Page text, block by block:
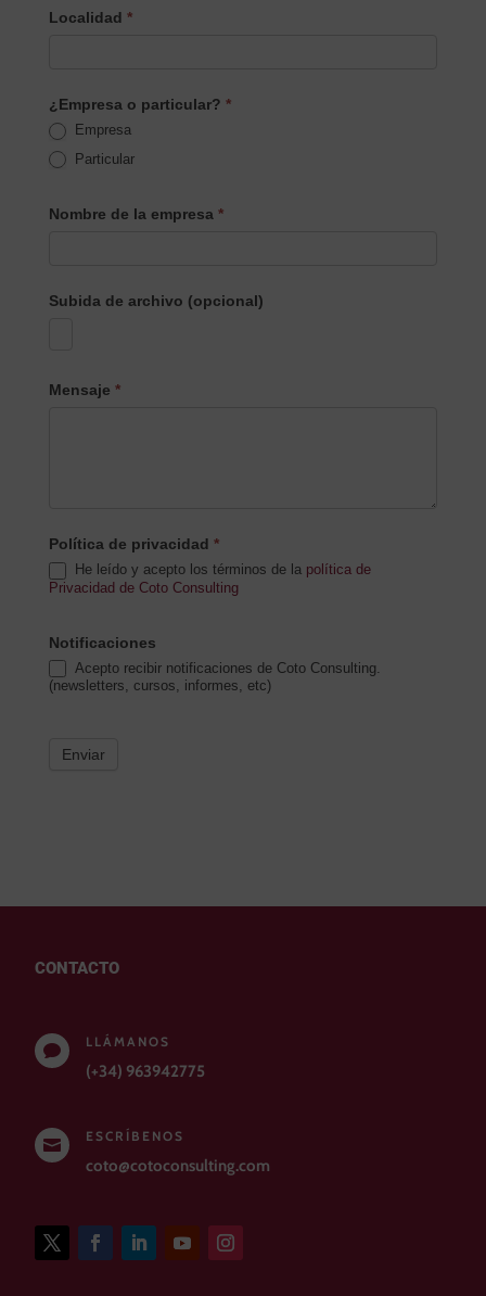
Localidad *
¿Empresa o particular? *
Empresa
Particular
Nombre de la empresa *
Subida de archivo (opcional)
Mensaje *
Política de privacidad *
He leído y acepto los términos de la política de
Privacidad de Coto Consulting
Notificaciones
Acepto recibir notificaciones de Coto Consulting.
(newsletters, cursos, informes, etc)
Enviar
CONTACTO

LLÁMANOS
(+34) 963942775

ESCRÍBENOS
coto@cotoconsulting.com